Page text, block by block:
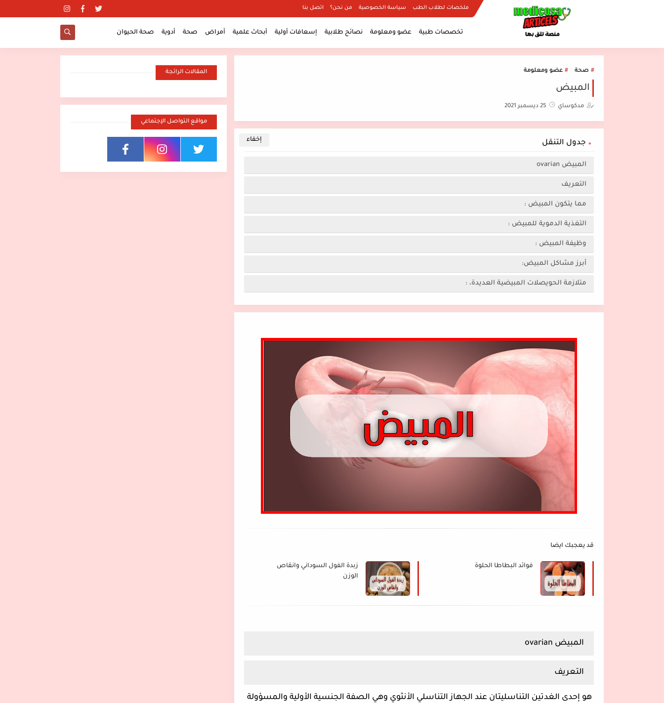
ملخصات لطلاب الطب سياسة الخصوصية من نحن؟ اتصل بنا
تخصصات طبية عضو ومعلومة نصائح طلابية إسعافات أولية أبحاث علمية أمراض صحة أدوية صحة الحيوان
صحة عضو ومعلومة
المبيض
مدكوساي 25 ديسمبر 2021
جدول التنقل
المبيض ovarian
التعريف
مما يتكون المبيض :
التغذية الدموية للمبيض :
وظيفة المبيض :
أبرز مشاكل المبيض:
متلازمة الحويصلات المبيضية العديدة، :
قد يعجبك ايضا
فوائد البطاطا الحلوة
زبدة الفول السوداني وانقاص
الوزن
المبيض ovarian
التعريف
هو إحدى الغدتين التناسليتان عند الجهاز التناسلي الأنثوي وهي الصفة الجنسية الأولية والمسؤولة
المقالات الرائجة
مواقع التواصل الإجتماعي